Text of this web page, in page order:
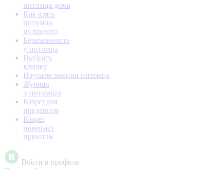
питомца дома
Как взять
питомца
из приюта
Беременность
у питомца
Выбрать
кличку
Изучаем эмоции питомца
Журнал
о питомцах
Kinpet для
продавцов
Kinpet
помогает
приютам
Войти в профиль